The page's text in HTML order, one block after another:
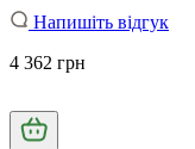
Напишіть відгук
4 362 грн